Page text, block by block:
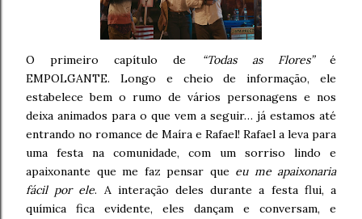
O primeiro capítulo de “Todas as Flores”é
EMPOLGANTE. Longo e cheio de informação, ele
estabelece bem o rumo de vários personagens e nos
deixa animados para o que vem a seguir… já estamos até
entrando no romance de Maíra e Rafael! Rafael a leva para
uma festa na comunidade, com um sorriso lindo e
apaixonante que me faz pensar que eu me apaixonaria
fácil por ele. A interação deles durante a festa flui, a
química fica evidente, eles dançam e conversam, e